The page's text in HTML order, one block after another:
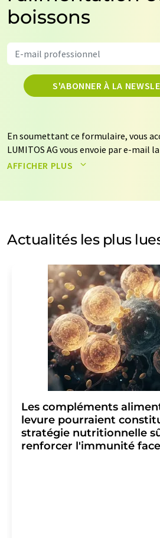
boissons
S'ABONNER À LA
En soumettant ce formulaire, vous
LUMITOS AG vous envoie par e-mail
newsletters sélectionnées ci-dessus.
protection des données. LUMITOS
et d'opinion. Vous pouvez à tout
votre consentement sans indication
Allemagne ou par e-mail à
effet pour l'avenir. De plus, chaque
lien pour se désabonner de la
correspondante.
AFFICHER PLUS
Actualités les plus
Les compléments
levure pourraient
stratégie nutritionnelle
renforcer l'immunité